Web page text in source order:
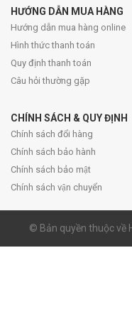
HƯỚNG DẪN MUA HÀNG
Hướng dẫn mua hàng online
Hình thức thanh toán
Quy định thanh toán
Câu hỏi thường gặp
CHÍNH SÁCH & QUY ĐỊNH
Chính sách đổi hàng
Chính sách bảo hành
Chính sách bảo mật
Chính sách vận chuyển
© Bản quyền thuộc về